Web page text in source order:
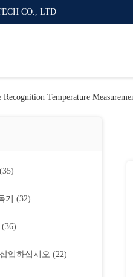
CO., LTD
Recognition Temperature
(35)
기 (32)
(36)
입하십시오 (22)